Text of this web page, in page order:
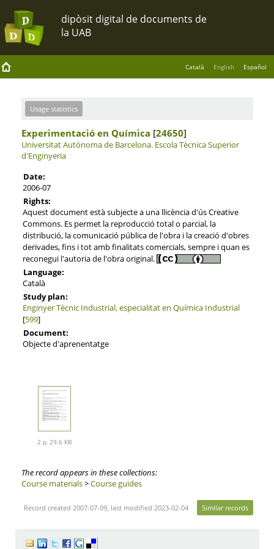
Català English Español
Usage statistics
Experimentació en Química [24650]
Universitat Autònoma de Barcelona. Escola Tècnica Superior
d'Enginyeria
Date:
2006-07
Rights:
Aquest document està subjecte a una llicència d'ús Creative
Commons. Es permet la reproducció total o parcial, la
distribució, la comunicació pública de l'obra i la creació d'obres
derivades, fins i tot amb finalitats comercials, sempre i quan es
reconegui l'autoria de l'obra original.
Language:
Català
Study plan:
Enginyer Tècnic Industrial, especialitat en Química Industrial
[599]
Document:
Objecte d'aprenentatge
2 p, 29.6 KB
The record appears in these collections:
Course materials>Course guides
Record created 2007-07-09, last modified 2023-02-04 Similar records